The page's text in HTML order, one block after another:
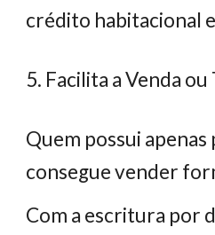
crédito habitacional
5. Facilita a Venda
Quem possui apenas
consegue vender
Com a escritura por